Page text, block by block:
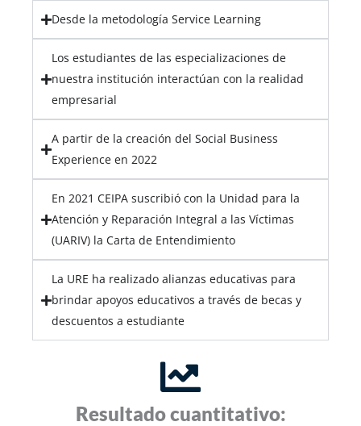
Desde la metodología Service Learning
Los estudiantes de las especializaciones de
nuestra institución interactúan con la realidad
empresarial
A partir de la creación del Social Business
Experience en 2022
En 2021 CEIPA suscribió con la Unidad para la
Atención y Reparación Integral a las Víctimas
(UARIV) la Carta de Entendimiento
La URE ha realizado alianzas educativas para
brindar apoyos educativos a través de becas y
descuentos a estudiante
Resultado cuantitativo: